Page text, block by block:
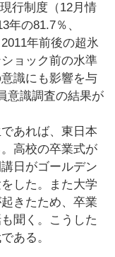
行制度（12月情
年の81.7％、
年前後の超氷
ョック前の水準
識にも影響を与
意識調査の結果が
あれば、東日本
高校の卒業式が
日がゴールデン
した。また大学
きたため、卒業
聞く。こうした
ある。